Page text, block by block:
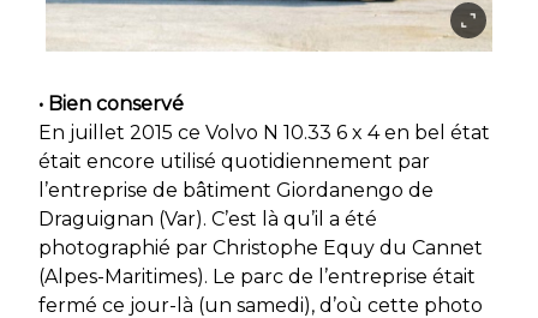
• Bien conservé
En juillet 2015 ce Volvo N 10.33 6 x 4 en bel état
était encore utilisé quotidiennement par
l’entreprise de bâtiment Giordanengo de
Draguignan (Var). C’est là qu’il a été
photographié par Christophe Equy du Cannet
(Alpes-Maritimes). Le parc de l’entreprise était
fermé ce jour-là (un samedi), d’où cette photo